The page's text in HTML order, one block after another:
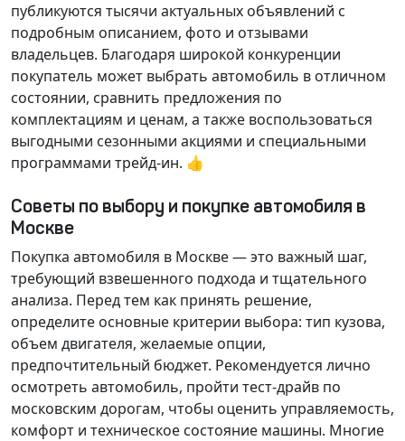
публикуются тысячи актуальных объявлений с
подробным описанием, фото и отзывами
владельцев. Благодаря широкой конкуренции
покупатель может выбрать автомобиль в отличном
состоянии, сравнить предложения по
комплектациям и ценам, а также воспользоваться
выгодными сезонными акциями и специальными
программами трейд-ин. 👍
Советы по выбору и покупке автомобиля в
Москве
Покупка автомобиля в Москве — это важный шаг,
требующий взвешенного подхода и тщательного
анализа. Перед тем как принять решение,
определите основные критерии выбора: тип кузова,
объем двигателя, желаемые опции,
предпочтительный бюджет. Рекомендуется лично
осмотреть автомобиль, пройти тест-драйв по
московским дорогам, чтобы оценить управляемость,
комфорт и техническое состояние машины. Многие